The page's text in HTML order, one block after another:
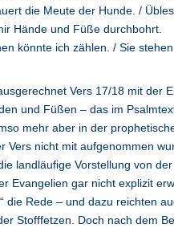
die Meute der Hunde. /
Hände und Füße durchbohrt.
könnte ich zählen. / Sie
Vers 17/18 mit der
und Füßen – das im
mehr aber in der
Vers nicht mit aufgenommen
landläufige Vorstellung von der
Evangelien gar nicht explizit
die Rede – und dazu reichten
Stofffetzen. Doch nach dem